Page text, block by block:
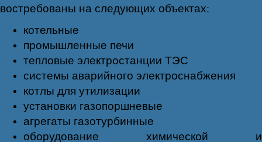
востребованы на следующих объектах:
котельные
промышленные печи
тепловые электростанции ТЭС
системы аварийного электроснабжения
котлы для утилизации
установки газопоршневые
агрегаты газотурбинные
оборудование химической и